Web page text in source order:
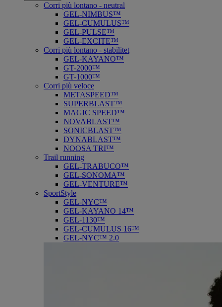
Corri più lontano - neutral
GEL-NIMBUS™
GEL-CUMULUS™
GEL-PULSE™
GEL-EXCITE™
Corri più lontano - stabilitet
GEL-KAYANO™
GT-2000™
GT-1000™
Corri più veloce
METASPEED™
SUPERBLAST™
MAGIC SPEED™
NOVABLAST™
SONICBLAST™
DYNABLAST™
NOOSA TRI™
Trail running
GEL-TRABUCO™
GEL-SONOMA™
GEL-VENTURE™
SportStyle
GEL-NYC™
GEL-KAYANO 14™
GEL-1130™
GEL-CUMULUS 16™
GEL-NYC™ 2.0